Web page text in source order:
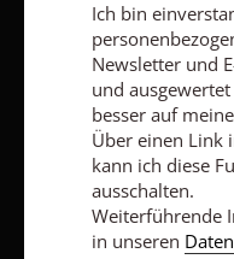
Ich bin
Newsletter und
und
besser auf
Über einen Link
kann ich diese
ausschalten.
Weiterführende
in unseren